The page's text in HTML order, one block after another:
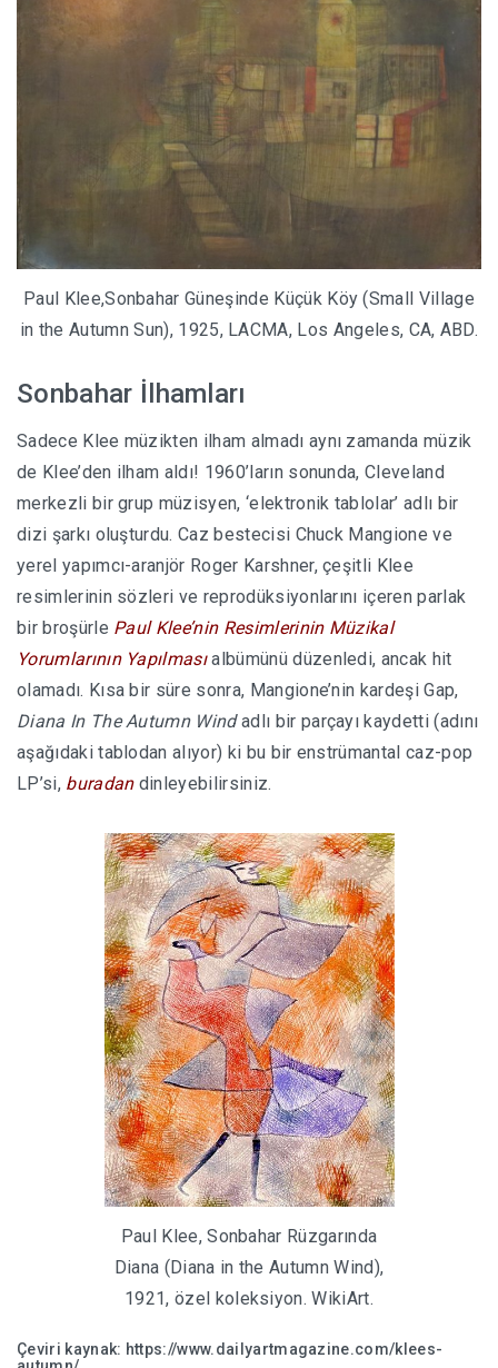
Paul Klee,Sonbahar Güneşinde Küçük Köy (Small Village
in the Autumn Sun), 1925, LACMA, Los Angeles, CA, ABD.
Sonbahar İlhamları
Sadece Klee müzikten ilham almadı aynı zamanda müzik
de Klee’den ilham aldı! 1960’ların sonunda, Cleveland
merkezli bir grup müzisyen, ‘elektronik tablolar’ adlı bir
dizi şarkı oluşturdu.Caz bestecisi Chuck Mangione ve
yerel yapımcı-aranjör Roger Karshner, çeşitli Klee
resimlerinin sözleri ve reprodüksiyonlarını içeren parlak
bir broşürle Paul Klee’nin Resimlerinin Müzikal
Yorumlarının Yapılmasıalbümünü düzenledi, ancak hit
olamadı. Kısa bir süre sonra, Mangione’nin kardeşi Gap,
Diana In The Autumn Windadlı bir parçayı kaydetti (adını
aşağıdaki tablodan alıyor) ki bu bir enstrümantal caz-pop
LP’si, buradandinleyebilirsiniz.
Paul Klee, Sonbahar Rüzgarında
Diana (Diana in the Autumn Wind),
1921, özel koleksiyon. WikiArt.
Çeviri kaynak: https://www.dailyartmagazine.com/klees-